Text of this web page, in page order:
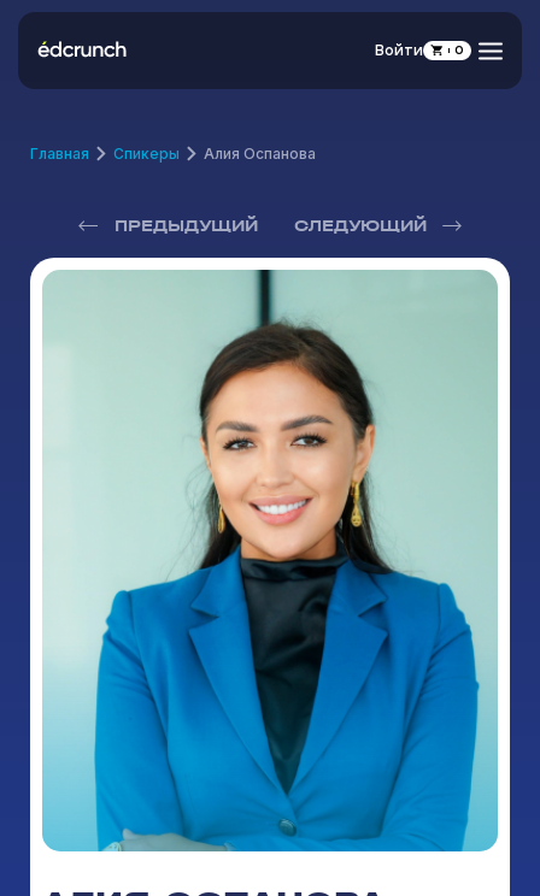
Войти 0
Главная Спикеры Алия Оспанова
ПРЕДЫДУЩИЙ СЛЕДУЮЩИЙ